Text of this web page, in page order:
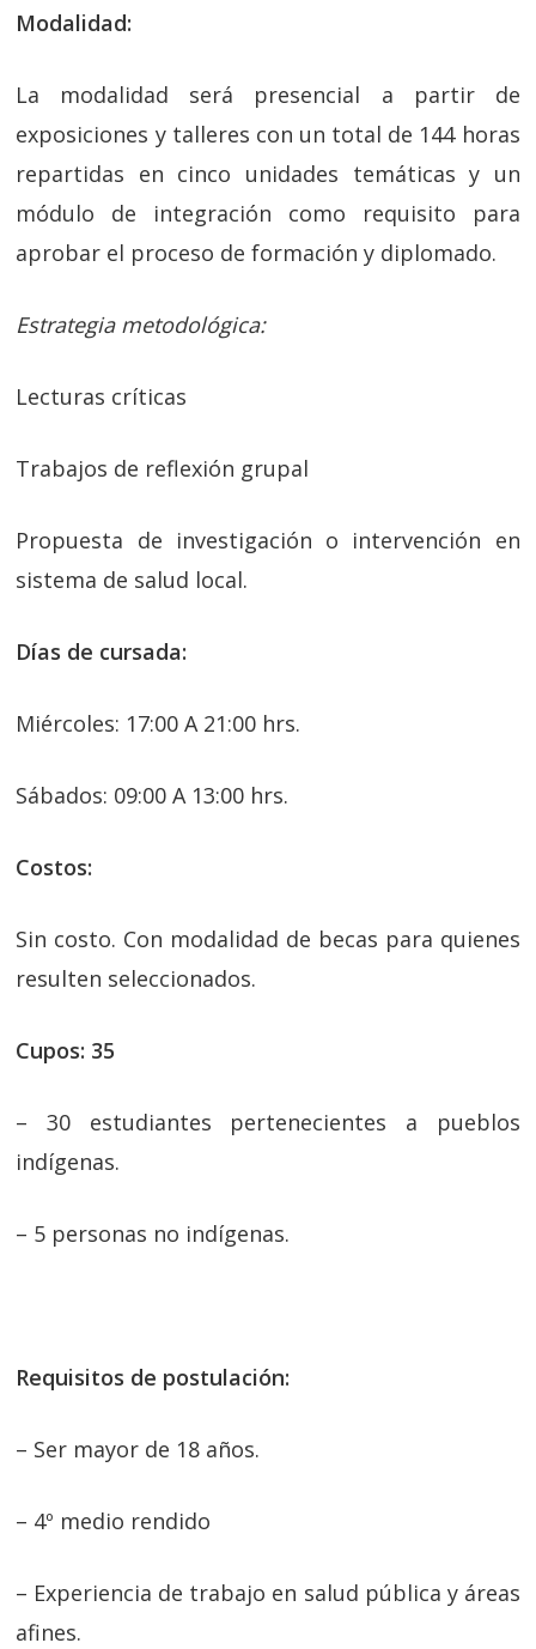
Modalidad:
La modalidad será presencial a partir de
exposiciones y talleres con un total de 144 horas
repartidas en cinco unidades temáticas y un
módulo de integración como requisito para
aprobar el proceso de formación y diplomado.
Estrategia metodológica:
Lecturas críticas
Trabajos de reflexión grupal
Propuesta de investigación o intervención en
sistema de salud local.
Días de cursada:
Miércoles: 17:00 A 21:00 hrs.
Sábados: 09:00 A 13:00 hrs.
Costos:
Sin costo. Con modalidad de becas para quienes
resulten seleccionados.
Cupos: 35
– 30 estudiantes pertenecientes a pueblos
indígenas.
– 5 personas no indígenas.
Requisitos de postulación:
– Ser mayor de 18 años.
– 4º medio rendido
– Experiencia de trabajo en salud pública y áreas
afines.